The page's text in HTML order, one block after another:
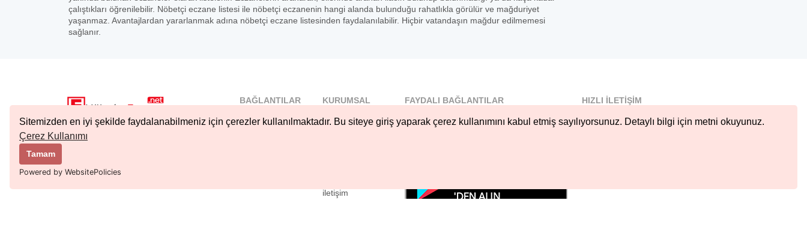
Sitemizden en iyi şekilde faydalanabilmeniz için çerezler kullanılmaktadır. Bu siteye giriş yaparak çerez kullanımını kabul etmiş sayılıyorsunuz. Detaylı bilgi için metni okuyunuz.
Çerez Kullanımı
Tamam
Powered by WebsitePolicies
çalıştıkları öğrenilebilir. Nöbetçi eczane listesi ile nöbetçi eczanenin hangi alanda bulunduğu rahatlıkla görülür ve mağduriyet
yaşanmaz. Avantajlardan yararlanmak adına nöbetçi eczane listesinden faydalanılabilir. Hiçbir vatandaşın mağdur edilmemesi
sağlanır.
Copyright © 2023 Tüm Hakları Saklıdır.
BAĞLANTILAR
Nöbetçi...
KURUMSAL
Hakkımızda
iletişim
FAYDALI BAĞLANTILAR
HIZLI İLETIŞIM